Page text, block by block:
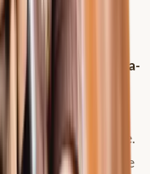
führen und
auch
als
Ultima-
begrenztund
der Symptome.
und wie gerade